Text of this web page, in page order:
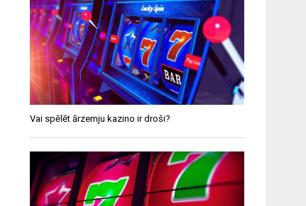
Vai spēlēt ārzemju kazino ir droši?